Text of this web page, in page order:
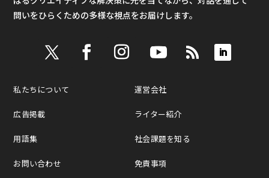
問いをひらくための多様な視点をお届けします。
私たちについて
広告掲載
用語集
お問い合わせ
運営会社
ライター紹介
社会課題を知る
免責事項